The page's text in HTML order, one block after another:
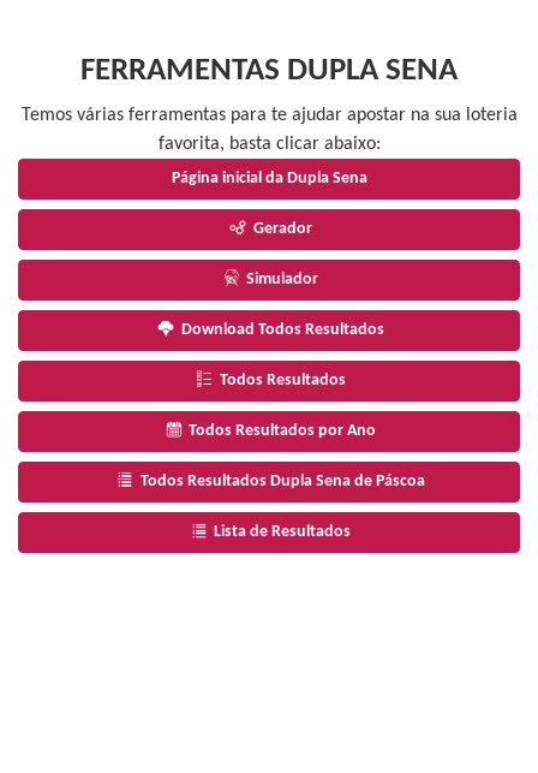
FERRAMENTAS DUPLA SENA
Temos várias ferramentas para te ajudar apostar na sua loteria
favorita, basta clicar abaixo:
Página inicial da Dupla Sena
Gerador
Simulador
Download Todos Resultados
Todos Resultados
Todos Resultados por Ano
Todos Resultados Dupla Sena de Páscoa
Lista de Resultados